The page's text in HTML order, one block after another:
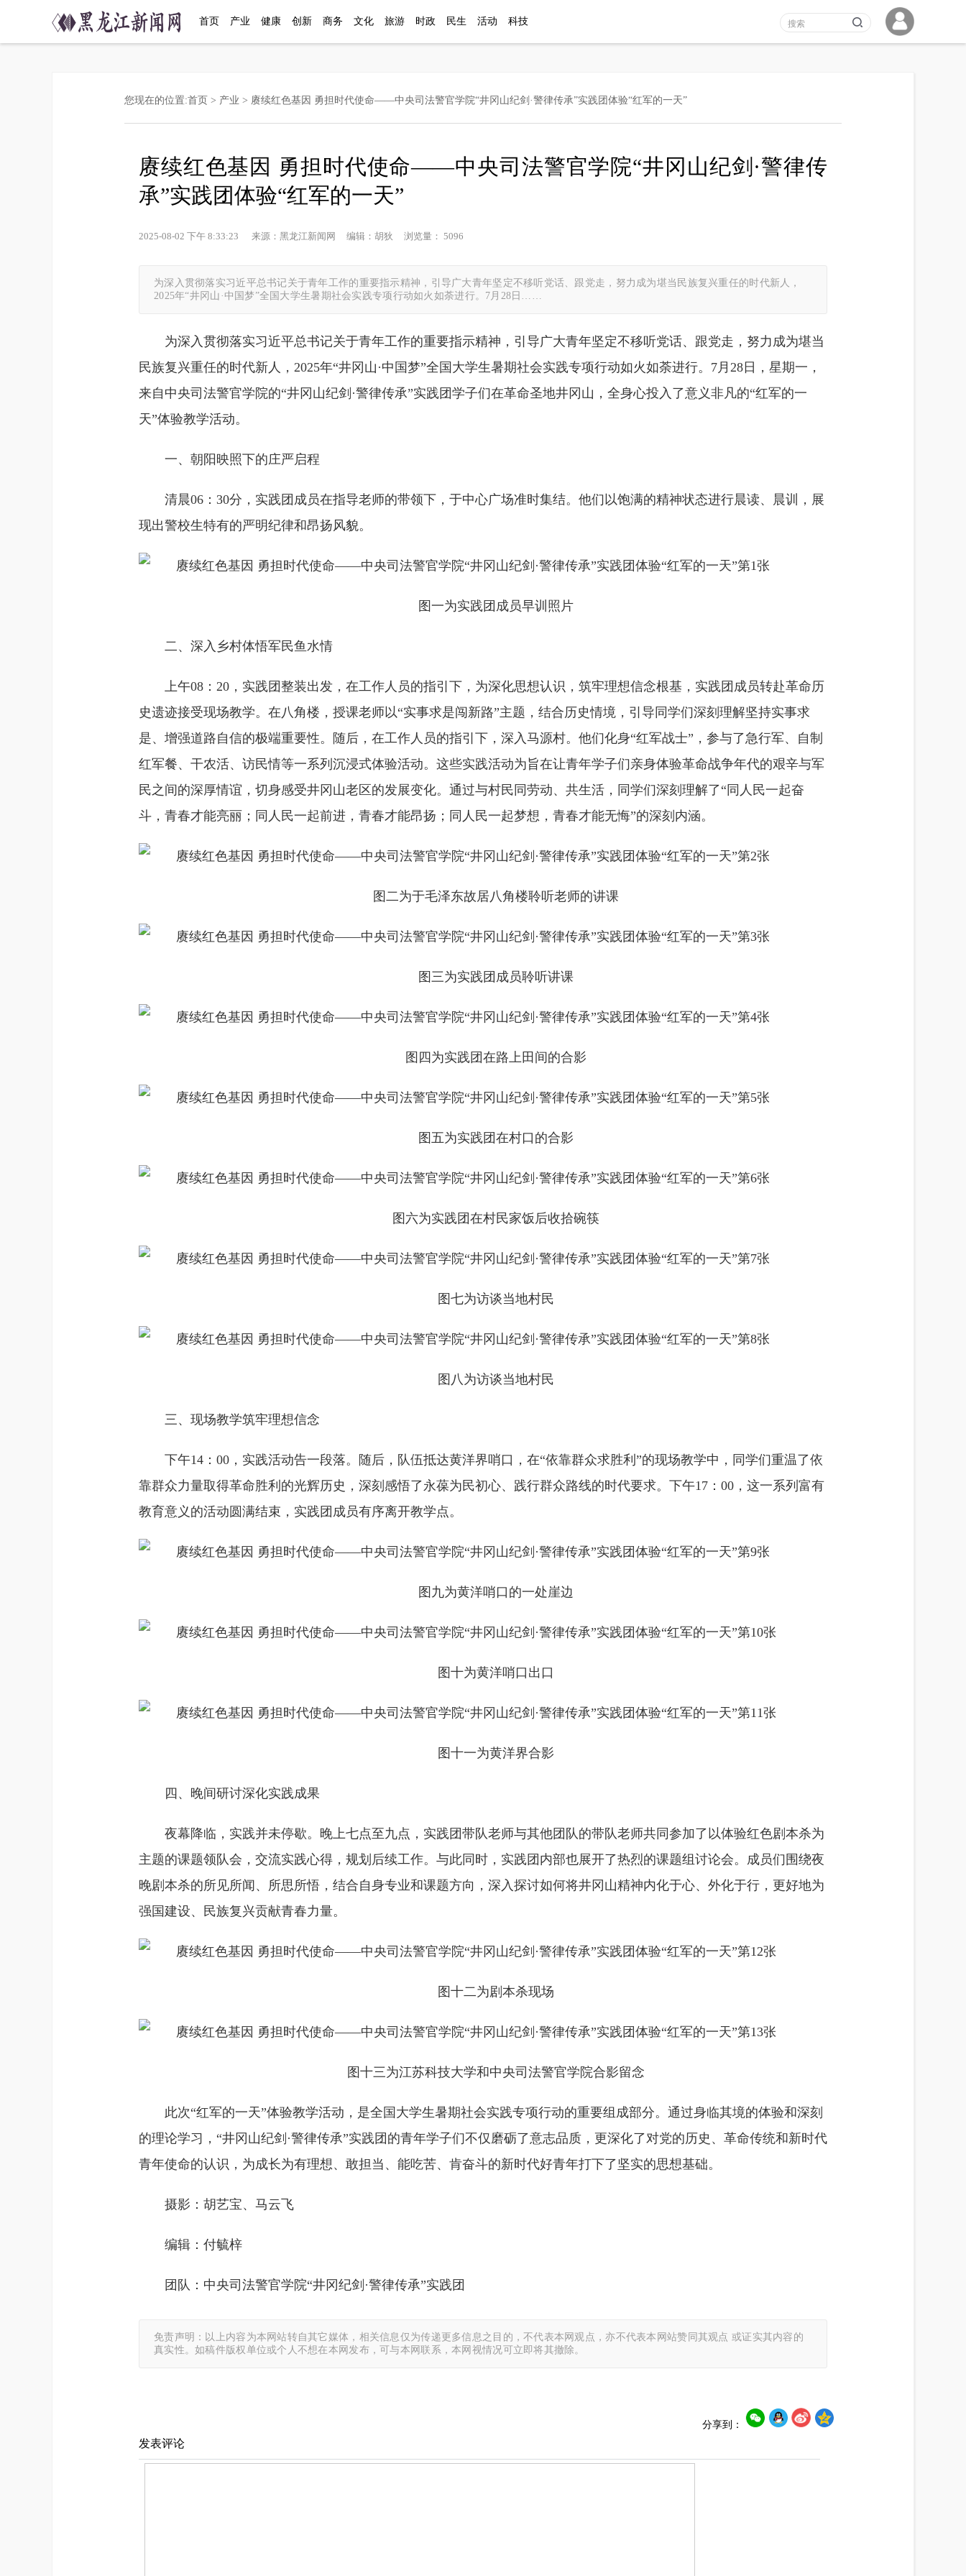
首页 产业 健康 创新 商务 文化 旅游 时政 民生 活动 科技
您现在的位置:首页 > 产业 > 赓续红色基因 勇担时代使命——中央司法警官学院“井冈山纪剑·警律传承”实践团体验“红军的一天”
赓续红色基因 勇担时代使命——中央司法警官学院“井冈山纪剑·警律传
承”实践团体验“红军的一天”
2025-08-02 下午 8:33:23 来源：黑龙江新闻网 编辑：胡狄 浏览量： 5096
为深入贯彻落实习近平总书记关于青年工作的重要指示精神，引导广大青年坚定不移听党话、跟党走，努力成为堪当民族复兴重任的时代新人，
2025年“井冈山·中国梦”全国大学生暑期社会实践专项行动如火如荼进行。7月28日……
为深入贯彻落实习近平总书记关于青年工作的重要指示精神，引导广大青年坚定不移听党话、跟党走，努力成为堪当
民族复兴重任的时代新人，2025年“井冈山·中国梦”全国大学生暑期社会实践专项行动如火如荼进行。7月28日，星期一，
来自中央司法警官学院的“井冈山纪剑·警律传承”实践团学子们在革命圣地井冈山，全身心投入了意义非凡的“红军的一
天”体验教学活动。
一、朝阳映照下的庄严启程
清晨06：30分，实践团成员在指导老师的带领下，于中心广场准时集结。他们以饱满的精神状态进行晨读、晨训，展
现出警校生特有的严明纪律和昂扬风貌。
图一为实践团成员早训照片
二、深入乡村体悟军民鱼水情
上午08：20，实践团整装出发，在工作人员的指引下，为深化思想认识，筑牢理想信念根基，实践团成员转赴革命历
史遗迹接受现场教学。在八角楼，授课老师以“实事求是闯新路”主题，结合历史情境，引导同学们深刻理解坚持实事求
是、增强道路自信的极端重要性。随后，在工作人员的指引下，深入马源村。他们化身“红军战士”，参与了急行军、自制
红军餐、干农活、访民情等一系列沉浸式体验活动。这些实践活动为旨在让青年学子们亲身体验革命战争年代的艰辛与军
民之间的深厚情谊，切身感受井冈山老区的发展变化。通过与村民同劳动、共生活，同学们深刻理解了“同人民一起奋
斗，青春才能亮丽；同人民一起前进，青春才能昂扬；同人民一起梦想，青春才能无悔”的深刻内涵。
图二为于毛泽东故居八角楼聆听老师的讲课
图三为实践团成员聆听讲课
图四为实践团在路上田间的合影
图五为实践团在村口的合影
图六为实践团在村民家饭后收拾碗筷
图七为访谈当地村民
图八为访谈当地村民
三、现场教学筑牢理想信念
下午14：00，实践活动告一段落。随后，队伍抵达黄洋界哨口，在“依靠群众求胜利”的现场教学中，同学们重温了依
靠群众力量取得革命胜利的光辉历史，深刻感悟了永葆为民初心、践行群众路线的时代要求。下午17：00，这一系列富有
教育意义的活动圆满结束，实践团成员有序离开教学点。
图九为黄洋哨口的一处崖边
图十为黄洋哨口出口
图十一为黄洋界合影
四、晚间研讨深化实践成果
夜幕降临，实践并未停歇。晚上七点至九点，实践团带队老师与其他团队的带队老师共同参加了以体验红色剧本杀为
主题的课题领队会，交流实践心得，规划后续工作。与此同时，实践团内部也展开了热烈的课题组讨论会。成员们围绕夜
晚剧本杀的所见所闻、所思所悟，结合自身专业和课题方向，深入探讨如何将井冈山精神内化于心、外化于行，更好地为
强国建设、民族复兴贡献青春力量。
图十二为剧本杀现场
图十三为江苏科技大学和中央司法警官学院合影留念
此次“红军的一天”体验教学活动，是全国大学生暑期社会实践专项行动的重要组成部分。通过身临其境的体验和深刻
的理论学习，“井冈山纪剑·警律传承”实践团的青年学子们不仅磨砺了意志品质，更深化了对党的历史、革命传统和新时代
青年使命的认识，为成长为有理想、敢担当、能吃苦、肯奋斗的新时代好青年打下了坚实的思想基础。
摄影：胡艺宝、马云飞
编辑：付毓梓
团队：中央司法警官学院“井冈纪剑·警律传承”实践团
免责声明：以上内容为本网站转自其它媒体，相关信息仅为传递更多信息之目的，不代表本网观点，亦不代表本网站赞同其观点 或证实其内容的
真实性。如稿件版权单位或个人不想在本网发布，可与本网联系，本网视情况可立即将其撤除。
分享到：
发表评论